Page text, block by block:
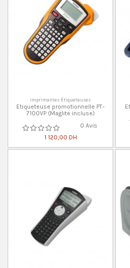
Imprimantes Étiqueteuses
Etiqueteuse promotionnelle PT-
7100VP (Maglite incluse)
0 Avis
1 120,00 DH